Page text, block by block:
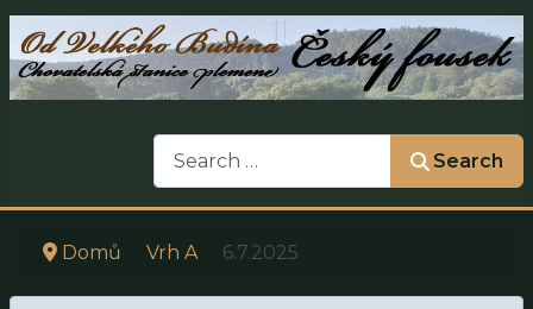
Search
Domů Vrh A 6.7.2025